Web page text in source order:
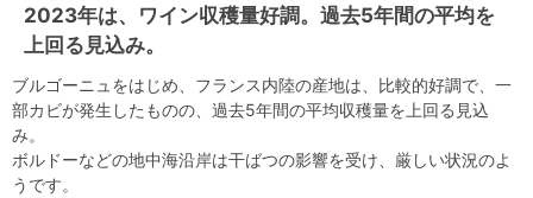
2023年は、ワイン収穫量好調。過去5年間の平均を
上回る見込み。
ブルゴーニュをはじめ、フランス内陸の産地は、比較的好調で、一
部カビが発生したものの、過去5年間の平均収穫量を上回る見込
み。
ボルドーなどの地中海沿岸は干ばつの影響を受け、厳しい状況のよ
うです。